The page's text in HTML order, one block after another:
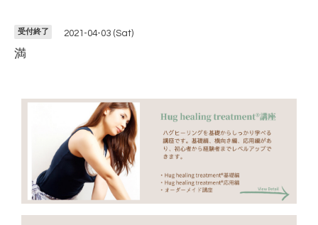
受付終了 2021-04-03 (Sat)
満